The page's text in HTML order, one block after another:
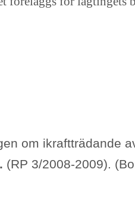
om ikraftträdande
(RP 3/2008-2009).